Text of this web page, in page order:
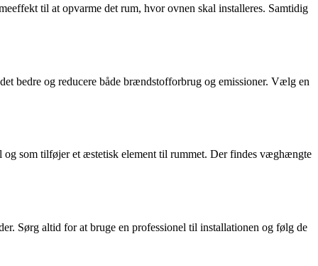
til at opvarme det rum, hvor ovnen skal installeres. Samtidig
bedre og reducere både brændstofforbrug og emissioner. Vælg en
som tilføjer et æstetisk element til rummet. Der findes væghængte
Sørg altid for at bruge en professionel til installationen og følg de